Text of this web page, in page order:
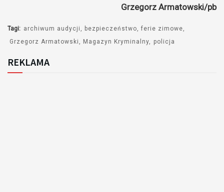
Grzegorz Armatowski/pb
Tagi: archiwum audycji bezpieczeństwo
ferie zimowe
Grzegorz Armatowski
Magazyn Kryminalny policja
REKLAMA